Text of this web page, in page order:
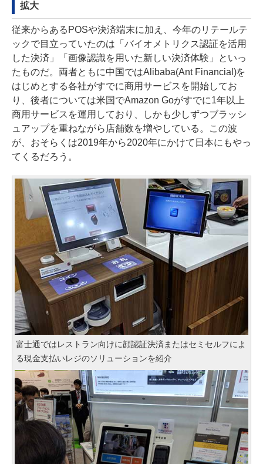
拡大
従来からあるPOSや決済端末に加え、今年のリテールテ
ックで目立っていたのは「バイオメトリクス認証を活用
した決済」「画像認識を用いた新しい決済体験」といっ
たものだ。両者ともに中国ではAlibaba(Ant Financial)を
はじめとする各社がすでに商用サービスを開始してお
り、後者については米国でAmazon Goがすでに1年以上
商用サービスを運用しており、しかも少しずつブラッシ
ュアップを重ねながら店舗数を増やしている。この波
が、おそらくは2019年から2020年にかけて日本にもやっ
てくるだろう。
富士通ではレストラン向けに顔認証決済またはセミセルフによ
る現金支払いレジのソリューションを紹介